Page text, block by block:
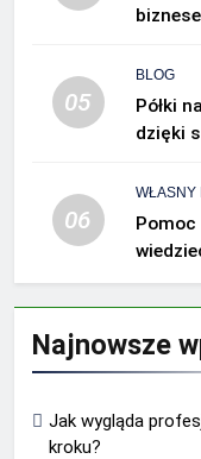
05
BLOG
Półki
dzięki
06
WŁASNY
Najnowsze
Jak wygląda
kroku?